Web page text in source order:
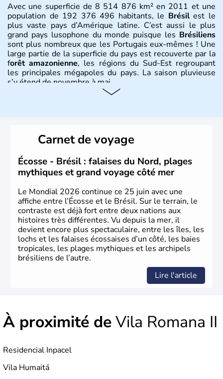
Avec une superficie de 8 514 876 km² en 2011 et une
population de 192 376 496 habitants, le Brésilest le
plus vaste pays d’Amérique latine. C’est aussi le plus
grand pays lusophone du monde puisque les Brésiliens
sont plus nombreux que les Portugais eux-mêmes ! Une
large partie de la superficie du pays est recouverte par la
forêt amazonienne, les régions du Sud-Est regroupant
les principales mégapoles du pays. La saison pluvieuse
s’y étend de novembre à mai.
du Brésil ont été atteintes par le portugais Cabral en
1500. Durant le XVIe siècle, de très nombreux esclaves
venus d'Afrique ont permis une large exploitation des
ressources en sucre du pays.
Carnet de voyage
Écosse - Brésil : falaises du Nord, plages
mythiques et grand voyage côté mer
Le Mondial 2026 continue ce 25 juin avec une
affiche entre l’Écosse et le Brésil. Sur le terrain, le
contraste est déjà fort entre deux nations aux
histoires très différentes. Vu depuis la mer, il
devient encore plus spectaculaire, entre les îles, les
lochs et les falaises écossaises d’un côté, les baies
tropicales, les plages mythiques et les archipels
brésiliens de l’autre.
Lire l'article
À proximité deVila Romana II
Residencial Inpacel
Vila Humaitá